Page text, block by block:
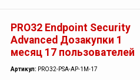
PRO32 Endpoint Security
Advanced Дозакупки 1
месяц 17 пользователей
Артикул: PRO32-PSA-AP-1M-17